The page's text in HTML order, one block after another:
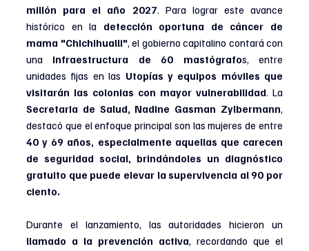
millón para el año 2027. Para lograr este avance
histórico en la detección oportuna de cáncer de
mama "Chichihualli", el gobierno capitalino contará con
una infraestructura de 60 mastógrafos, entre
unidades fijas en las Utopías y equipos móviles que
visitarán las colonias con mayor vulnerabilidad. La
Secretaria de Salud, Nadine Gasman Zylbermann,
40 y 69 años, especialmente aquellas que carecen
de seguridad social, brindándoles un diagnóstico
gratuito que puede elevar la supervivencia al 90 por
ciento.
Durante el lanzamiento, las autoridades hicieron un
llamado a la prevención activa, recordando que el